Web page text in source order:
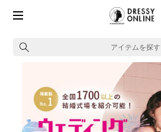
アイテムを探す